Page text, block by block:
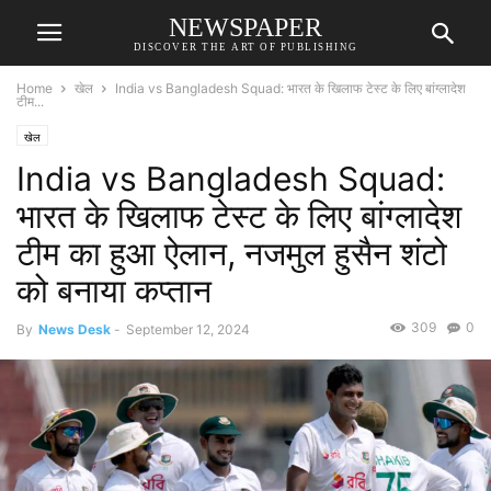
NEWSPAPER
DISCOVER THE ART OF PUBLISHING
Home खेल
India vs Bangladesh Squad: भारत के खिलाफ टेस्ट के लिए बांग्लादेश
टीम...
खेल
India vs Bangladesh Squad:
भारत के खिलाफ टेस्ट के लिए बांग्लादेश
टीम का हुआ ऐलान, नजमुल हुसैन शंटो
को बनाया कप्तान
By News Desk - September 12, 2024 0
309